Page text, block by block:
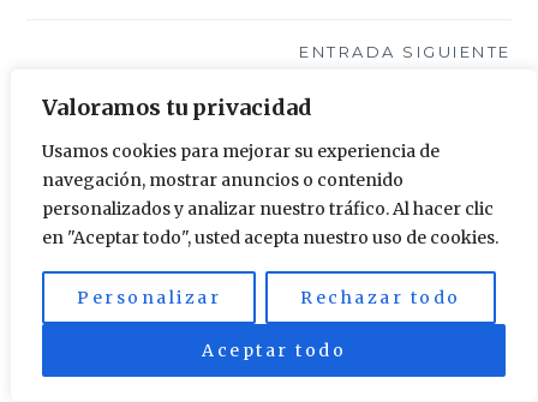
Valoramos tu privacidad
Usamos cookies para mejorar su experiencia de
navegación, mostrar anuncios o contenido
personalizados y analizar nuestro tráfico. Al hacer clic
en "Aceptar todo", usted acepta nuestro uso de cookies.
Personalizar Rechazar todo
Aceptar todo
ENTRADA SIGUIENTE
Buscar: